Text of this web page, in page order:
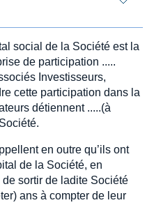
social de la Société est la
de participation .....
Investisseurs,
cette participation dans la
détiennent .....(à
en outre qu’ils ont
de la Société, en
sortir de ladite Société
ans à compter de leur